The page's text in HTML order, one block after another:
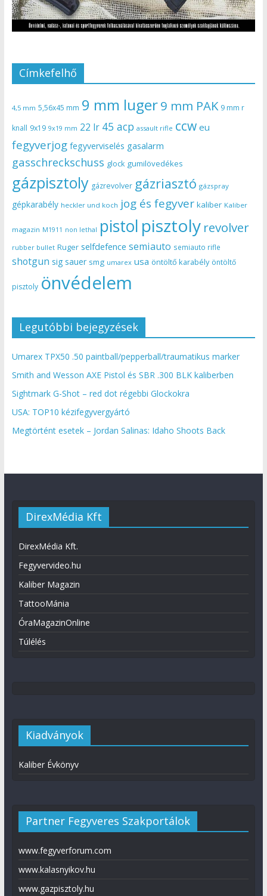
Címkefelhő
4,5 mm 5,56x45 mm 9 mm luger9 mm PAK 9 mm r
knall 9x19 9x19 mm 22 lr 45 acp assault rifle ccw eu
fegyverjog fegyverviselés gasalarm
gasschreckschuss glock gumilövedékes
gázpisztoly gázrevolver gázriasztó gázspray
gépkarabély heckler und koch jog és fegyver kaliber Kaliber
magazin M1911 non lethal pistol pisztoly revolver
rubber bullet Ruger selfdefence semiauto semiauto rifle
shotgun sig sauer smg umarex usa öntöltő karabély öntöltő
pisztoly önvédelem
Legutóbbi bejegyzések
Umarex TPX50 .50 paintball/pepperball/traumatikus marker
Smith and Wesson AXE Pistol és SBR .300 BLK kaliberben
Sightmark G-Shot – red dot régebbi Glockokra
USA: TOP10 kézifegyvergyártó
Megtörtént esetek – Jordan Salinas: Idaho Shoots Back
DirexMédia Kft
DirexMédia Kft.
Fegyvervideo.hu
Kaliber Magazin
TattooMánia
ÓraMagazinOnline
Túlélés
Kiadványok
Kaliber Évkönyv
Partner Fegyveres Szakportálok
www.fegyverforum.com
www.kalasnyikov.hu
www.gazpisztoly.hu